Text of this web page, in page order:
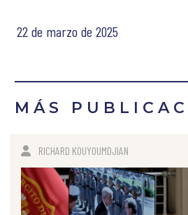
22 de marzo de 2025
MÁS
RICHARD KOUYOUMDJIAN